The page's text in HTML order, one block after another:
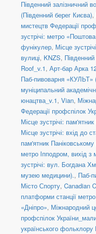
Південний залізничний
(Південний берег Києва),
мистецтв Федерації
зустрічі: метро
фунікулер, Місце
вулиці, KNZS,
Roof_v.1, Арт-бар Арка
Паб-пивоварня «КУЛЬТ»
муніципальний
юнацтва_v.1, Vian,
Федерації профспілок
Місце зустрічі:
Місце зустрічі: вхід до
пам'ятник
метро Іпподром, вихід
зустрічі: вул. Богдана
музею медицини)., Паб-
Місто Спорту, Canadian
платформи станції
«Дніпро», Міжнародний
профспілок
українського фольклору